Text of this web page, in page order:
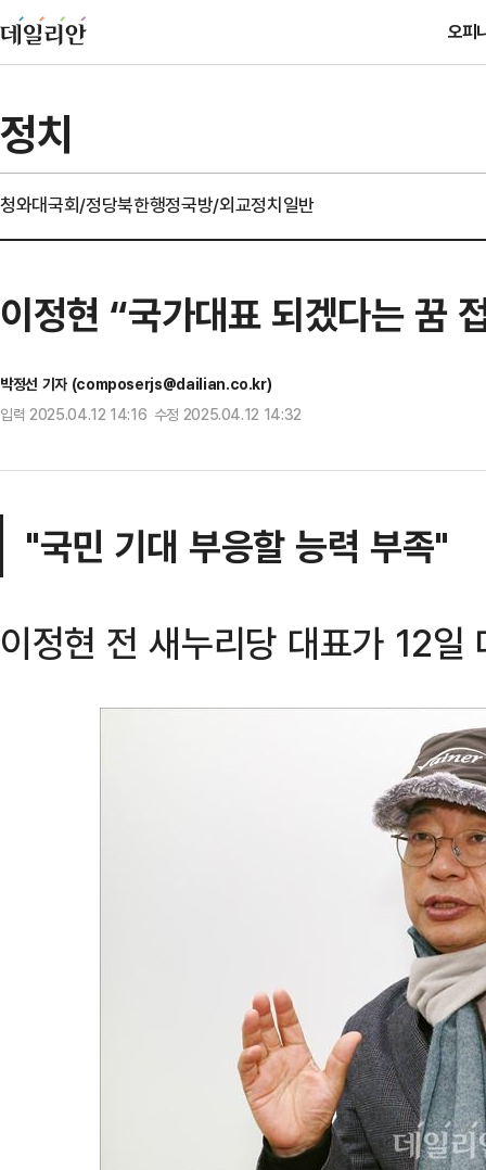
오피
정치
청와대국회/정당북한행정국방/외교정치일반
이정현 “국가대표 되겠다는 꿈
박정선 기자 (composerjs@dailian.co.kr)
입력 2025.04.12 14:16 수정 2025.04.12 14:32
"국민 기대 부응할 능력 부족"
이정현 전 새누리당 대표가 12일